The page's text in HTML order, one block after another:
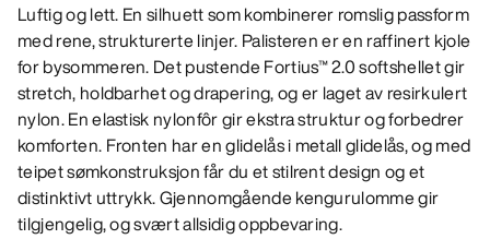
Luftig og lett. En silhuett som kombinerer romslig passform
med rene, strukturerte linjer. Palisteren er en raffinert kjole
for bysommeren. Det pustende Fortius™ 2.0 softshellet gir
stretch, holdbarhet og drapering, og er laget av resirkulert
nylon. En elastisk nylonfôr gir ekstra struktur og forbedrer
komforten. Fronten har en glidelås i metall glidelås, og med
teipet sømkonstruksjon får du et stilrent design og et
distinktivt uttrykk. Gjennomgående kengurulomme gir
tilgjengelig, og svært allsidig oppbevaring.